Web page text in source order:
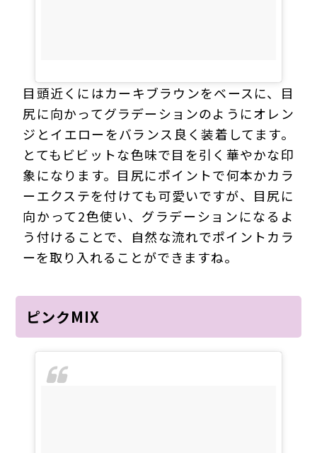
目頭近くにはカーキブラウンをベースに、目
尻に向かってグラデーションのようにオレン
ジとイエローをバランス良く装着してます。
とてもビビットな色味で目を引く華やかな印
象になります。目尻にポイントで何本かカラ
ーエクステを付けても可愛いですが、目尻に
向かって2色使い、グラデーションになるよ
う付けることで、自然な流れでポイントカラ
ーを取り入れることができますね。
ピンクMIX